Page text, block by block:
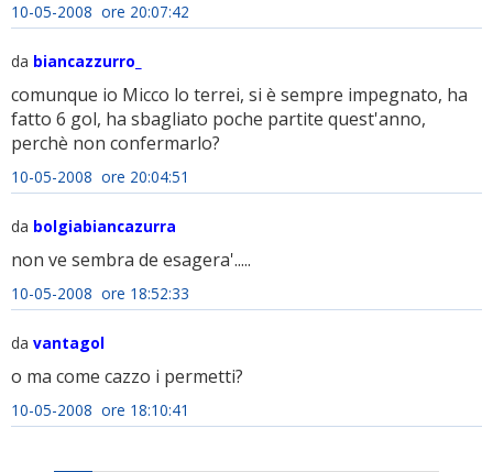
10-05-2008 ore 20:07:42
da biancazzurro_
comunque io Micco lo terrei, si è sempre impegnato, ha
fatto 6 gol, ha sbagliato poche partite quest'anno,
perchè non confermarlo?
10-05-2008 ore 20:04:51
da bolgiabiancazurra
non ve sembra de esagera'.....
10-05-2008 ore 18:52:33
da vantagol
o ma come cazzo i permetti?
10-05-2008 ore 18:10:41